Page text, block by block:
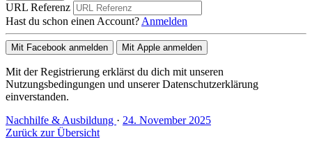
URL Referenz
Hast du schon einen Account? Anmelden
Mit Facebook anmelden Mit Apple anmelden
Mit der Registrierung erklärst du dich mit unseren
Nutzungsbedingungen und unserer Datenschutzerklärung
einverstanden.
Nachhilfe & Ausbildung · 24. November 2025
Zurück zur Übersicht